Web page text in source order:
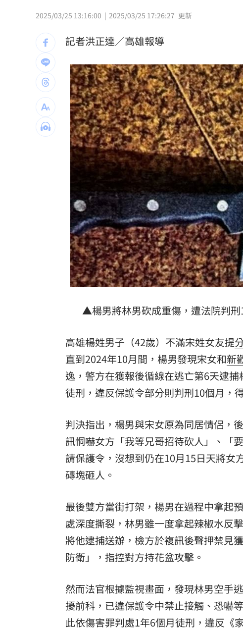
宣布出道十年 大咖樂團成員1惡疾纏身
道奇守護神挨再見2分砲 遭逆轉苦吞7連敗
朴寶劍替爸扛8億債 昔宣布破產仍不埋怨
青春回來了！「阿妹妹」睽違27年驚喜合體
星宇航空往返沖繩「全取消」加班機也喊卡
白海豚逼近越晚越有感！估雨彈從北轟到南
酒客吃完螺殼丟隔壁桌 引發熱炒店大亂鬥
玩很大爆衝突 張立東怒飆女星：把我當狗
別被休旅外型騙了！Audi新Q3根本是鋼砲
健檢「癌指數正常」罹乳癌！醫：致命盲點
張清芳父親節曬亡父遺照！神似五官引熱議
台灣彩券開獎直播中 20:31
LIVE三立+24小時直播 15:27
AI時代！威力馬導入智慧營運系統提升效率
台彩父親節推新刮刮樂千萬頭獎超「爸」氣
商場戰國來臨 台中「頂奢大道」逐漸成形
「拍片人的多重宇宙」職涯論壇9/12登場！
8國球員齊聚高雄 Formosa 7s掀足球熱潮
理想混蛋號召粉絲跨海追星吃美食！
2025/03/25 13:16:00 2025/03/25 17:26:27 更新
記者洪正達／高雄報導
▲楊男將林男砍成重傷，遭法院判刑
高雄楊姓男子（42歲）不滿宋姓女友提
直到2024年10月間，楊男發現宋女和新
逸，警方在獲報後循線在逃亡第6天逮
徒刑，違反保護令部分則判刑10個月，
判決指出，楊男與宋女原為同居情侶，
訊恫嚇女方「我等兄哥招待砍人」、「
請保護令，沒想到仍在10月15日天將女
磚塊砸人。
最後雙方當街打架，楊男在過程中拿起
處深度撕裂，林男雖一度拿起辣椒水反
將他逮捕送辦，檢方於複訊後聲押禁見
防衛」，指控對方持花盆攻擊。
然而法官根據監視畫面，發現林男空手
擾前科，已違保護令中禁止接觸、恐嚇
此依傷害罪判處1年6個月徒刑，違反《